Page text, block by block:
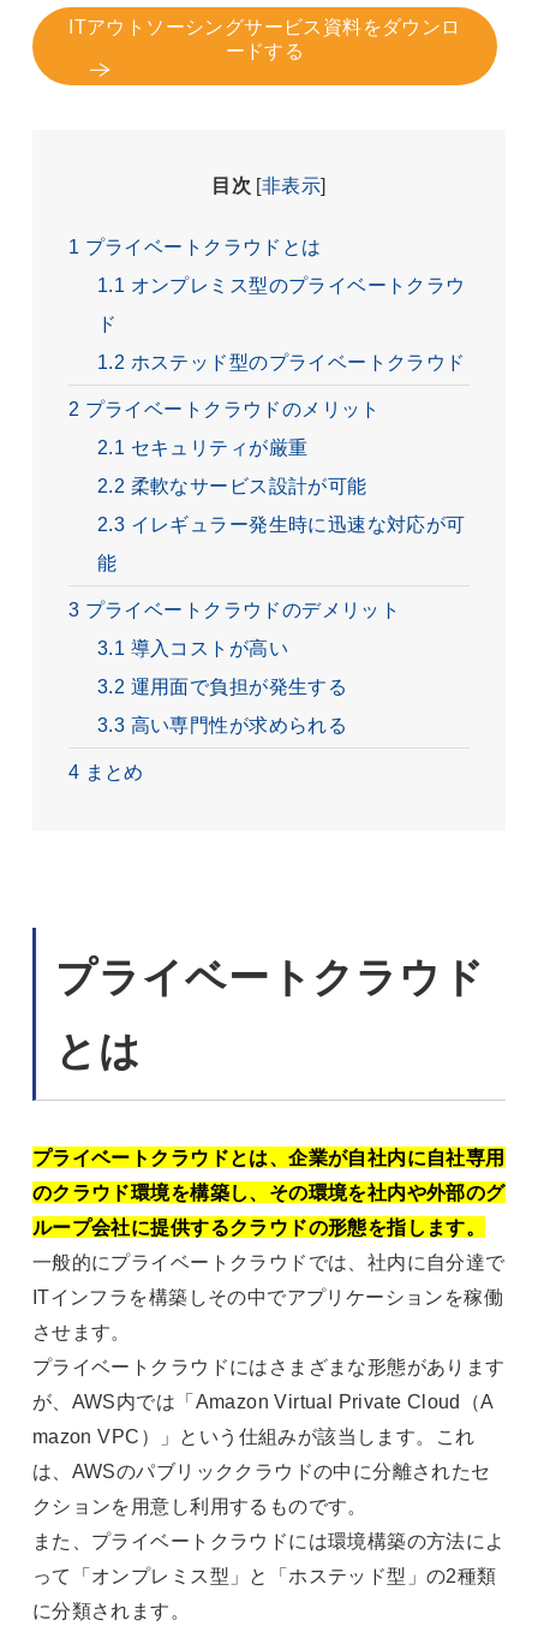
ITアウトソーシングサービス資料をダウンロ
ードする
目次 [非表示]
1 プライベートクラウドとは
1.1 オンプレミス型のプライベートクラウ
ド
1.2 ホステッド型のプライベートクラウド
2 プライベートクラウドのメリット
2.1 セキュリティが厳重
2.2 柔軟なサービス設計が可能
2.3 イレギュラー発生時に迅速な対応が可
能
3 プライベートクラウドのデメリット
3.1 導入コストが高い
3.2 運用面で負担が発生する
3.3 高い専門性が求められる
4 まとめ
プライベートクラウド
とは
プライベートクラウドとは、企業が自社内に自社専用
のクラウド環境を構築し、その環境を社内や外部のグ
ループ会社に提供するクラウドの形態を指します。
一般的にプライベートクラウドでは、社内に自分達で
ITインフラを構築しその中でアプリケーションを稼働
させます。
プライベートクラウドにはさまざまな形態があります
が、AWS内では「Amazon Virtual Private Cloud（A
mazon VPC）」という仕組みが該当します。これ
は、AWSのパブリッククラウドの中に分離されたセ
クションを用意し利用するものです。
また、プライベートクラウドには環境構築の方法によ
って「オンプレミス型」と「ホステッド型」の2種類
に分類されます。